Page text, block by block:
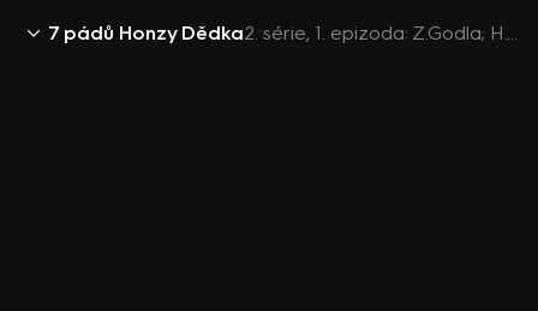
7 pádů Honzy Dědka 2. série, 1. epizoda: Z.Godla; H.Čermák; V.Čermáková; P.Janda; J.Bilíková